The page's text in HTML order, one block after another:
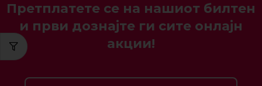
Претплатете се на нашиот билтен
и први дознајте ги сите онлајн
акции!